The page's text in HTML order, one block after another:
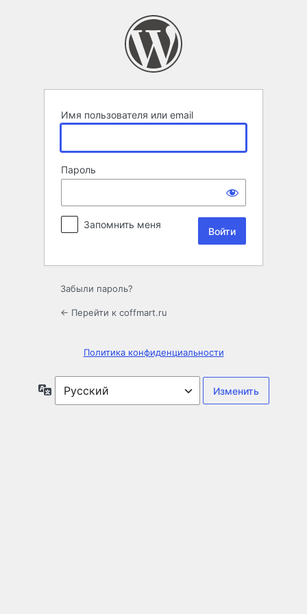
Имя пользователя или email
Пароль
Запомнить меня
Забыли пароль?
← Перейти к coffmart.ru
Политика конфиденциальности
Язык